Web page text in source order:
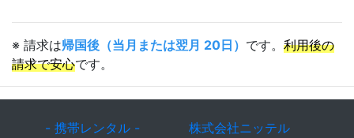
※ 請求は帰国後（当月または翌月 20日） です。 利用後の
請求で安心です。
- 携帯レンタル -
株式会社ニッテル